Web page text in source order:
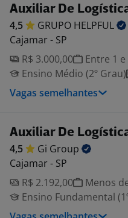
Auxiliar De
4,5 GRUPO HELPFUL
Cajamar - SP
R$ 3.000,00
Entre 1
Ensino Médio (2º Grau)
Vagas semelhantes
Auxiliar De
4,5 Gi Group
Cajamar - SP
R$ 2.192,00
Menos
Ensino Fundamental